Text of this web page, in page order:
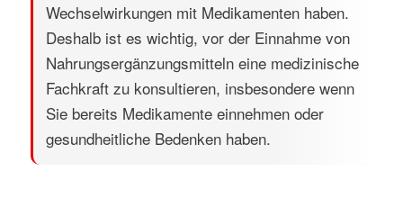
Wechselwirkungen mit Medikamenten haben.
Deshalb ist es wichtig, vor der Einnahme von
Nahrungsergänzungsmitteln eine medizinische
Fachkraft zu konsultieren, insbesondere wenn
Sie bereits Medikamente einnehmen oder
gesundheitliche Bedenken haben.